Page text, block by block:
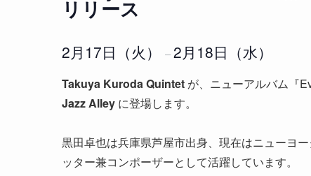
リリース
2月17日（火） –2月18日（水）
Takuya Kuroda Quintet が、ニューアルバム『
Jazz Alley に登場します。
黒田卓也は兵庫県芦屋市出身、現在はニューヨ
ッター兼コンポーザーとして活躍しています。